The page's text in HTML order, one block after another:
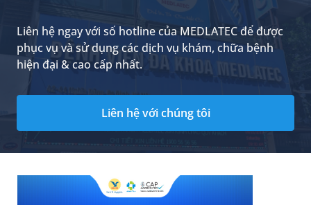
Liên hệ ngay với số hotline của MEDLATEC để được
phục vụ và sử dụng các dịch vụ khám, chữa bệnh
hiện đại & cao cấp nhất.
Liên hệ với chúng tôi